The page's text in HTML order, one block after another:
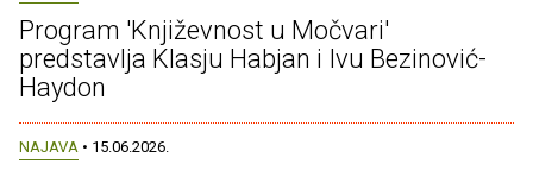
Program 'Književnost u Močvari'
predstavlja Klasju Habjan i Ivu Bezinović-
Haydon
NAJAVA • 15.06.2026.